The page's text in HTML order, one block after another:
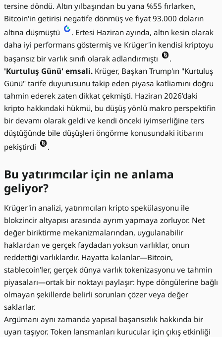
tersine döndü. Altın yılbaşından bu yana %55 fırlarken,
Bitcoin'in getirisi negatife dönmüş ve fiyat 93.000 doların
altına düşmüştü
. Ertesi Haziran ayında, altın kesin olarak
daha iyi performans göstermiş ve Krüger'in kendisi kriptoyu
başarısız bir varlık sınıfı olarak adlandırmıştı
.
'Kurtuluş Günü' emsali. Krüger, Başkan Trump'ın "Kurtuluş
Günü" tarife duyurusunu takip eden piyasa katliamını doğru
tahmin ederek zaten dikkat çekmişti. Haziran 2026'daki
kripto hakkındaki hükmü, bu düşüş yönlü makro perspektifin
bir devamı olarak geldi ve kendi önceki iyimserliğine ters
düştüğünde bile düşüşleri öngörme konusundaki itibarını
pekiştirdi
.
Bu yatırımcılar için ne anlama
geliyor?
Krüger'in analizi, yatırımcıları kripto spekülasyonu ile
blokzincir altyapısı arasında ayrım yapmaya zorluyor. Net
değer biriktirme mekanizmalarından, uygulanabilir
haklardan ve gerçek faydadan yoksun varlıklar, onun
reddettiği varlıklardır. Hayatta kalanlar—Bitcoin,
stablecoin'ler, gerçek dünya varlık tokenizasyonu ve tahmin
piyasaları—ortak bir noktayı paylaşır: hype döngülerine bağlı
olmayan şekillerde belirli sorunları çözer veya değer
saklarlar.
Argümanı aynı zamanda yapısal başarısızlık hakkında bir
uyarı taşıyor. Token lansmanları kurucular için çıkış etkinliği